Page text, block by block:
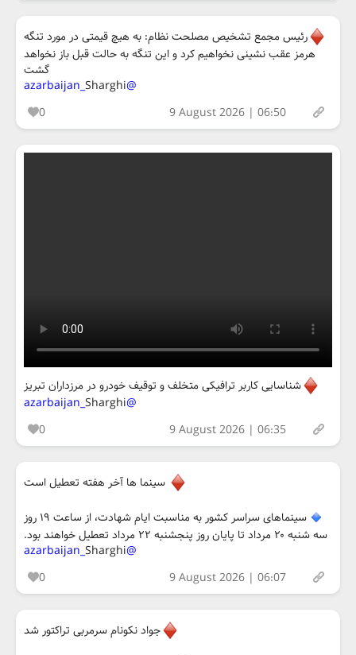
رئیس مجمع تشخیص مصلحت نظام: به هیچ قیمتی در مورد تنگه
هرمز عقب نشینی نخواهیم کرد و این تنگه به حالت قبل باز نخواهد
گشت
@azarbaijan_
Sharghi
0
9 August 2026 | 06:50
شناسایی کاربر ترافیکی متخلف و توقیف خودرو در مرزداران تبریز
@azarbaijan_
Sharghi
0
9 August 2026 | 06:35
سینما ها آخر هفته تعطیل است
سینماهای سراسر کشور به مناسبت ایام شهادت، از ساعت ۱۹ روز
سه شنبه ۲۰ مرداد تا پایان روز پنجشنبه ۲۲ مرداد تعطیل خواهند بود.
@azarbaijan_
Sharghi
0
9 August 2026 | 06:07
جواد نکونام سرمربی تراکتور شد